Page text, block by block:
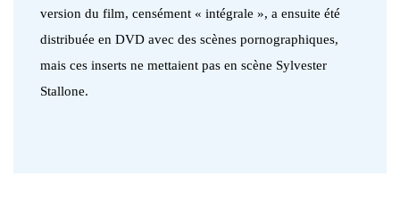
version du film, censément « intégrale », a ensuite été
distribuée en DVD avec des scènes pornographiques,
mais ces inserts ne mettaient pas en scène Sylvester
Stallone.